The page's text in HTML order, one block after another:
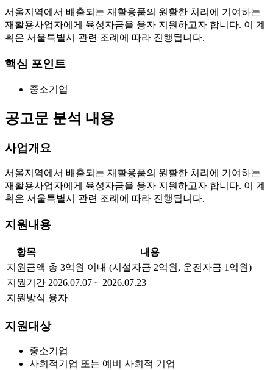
서울지역에서 배출되는 재활용품의 원활한 처리에 기여하는
재활용사업자에게 육성자금을 융자 지원하고자 합니다. 이 계
획은 서울특별시 관련 조례에 따라 진행됩니다.
핵심 포인트
중소기업
공고문 분석 내용
사업개요
서울지역에서 배출되는 재활용품의 원활한 처리에 기여하는
재활용사업자에게 육성자금을 융자 지원하고자 합니다. 이 계
획은 서울특별시 관련 조례에 따라 진행됩니다.
지원내용
항목
내용
지원금액 총 3억원 이내 (시설자금 2억원, 운전자금 1억원)
지원기간 2026.07.07 ~ 2026.07.23
지원방식 융자
지원대상
중소기업
사회적기업 또는 예비 사회적 기업